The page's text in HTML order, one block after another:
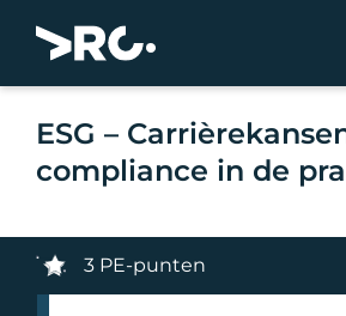
ESG –
compliance in de
3 PE-punten